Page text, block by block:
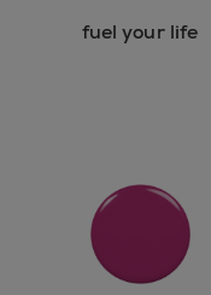
fuel your life